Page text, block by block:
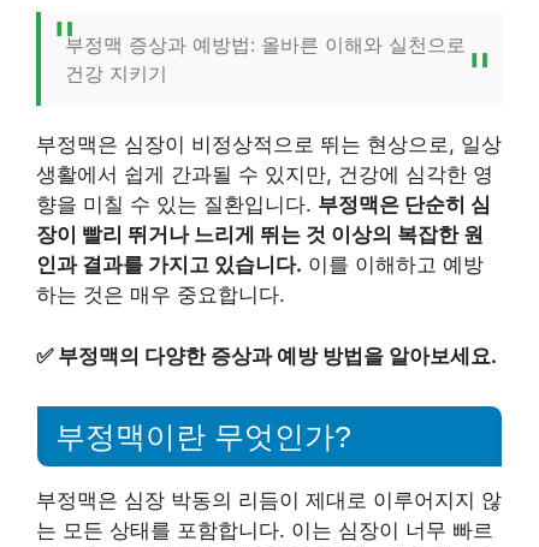
부정맥 증상과 예방법: 올바른 이해와 실천으로
건강 지키기
부정맥은 심장이 비정상적으로 뛰는 현상으로, 일상
생활에서 쉽게 간과될 수 있지만, 건강에 심각한 영
향을 미칠 수 있는 질환입니다. 부정맥은 단순히 심
장이 빨리 뛰거나 느리게 뛰는 것 이상의 복잡한 원
인과 결과를 가지고 있습니다. 이를 이해하고 예방
하는 것은 매우 중요합니다.
✅ 부정맥의 다양한 증상과 예방 방법을 알아보세요.
부정맥이란 무엇인가?
부정맥은 심장 박동의 리듬이 제대로 이루어지지 않
는 모든 상태를 포함합니다. 이는 심장이 너무 빠르